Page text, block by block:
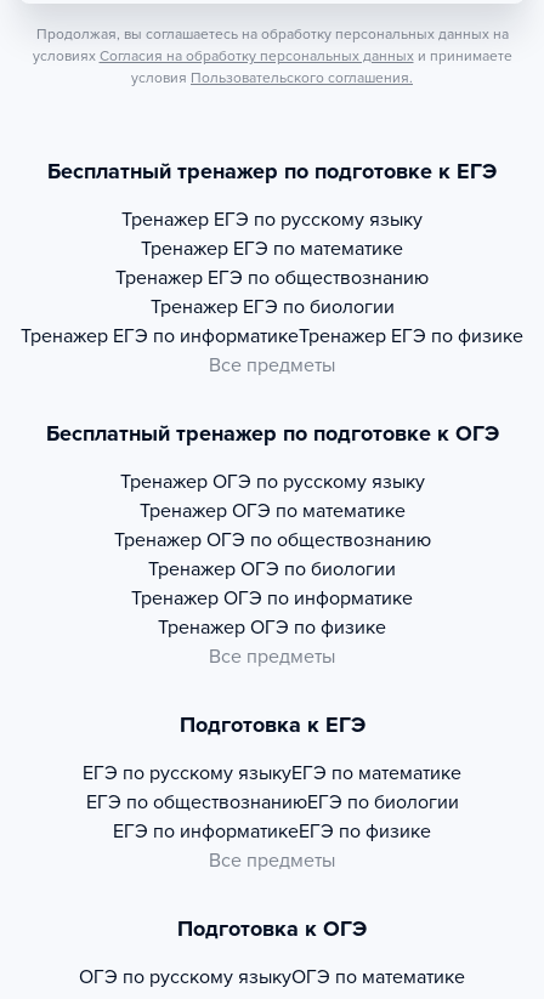
Продолжая, вы соглашаетесь на обработку персональных данных на
условиях Согласия на обработку персональных данных и принимаете
условия Пользовательского соглашения.
Бесплатный тренажер по подготовке к ЕГЭ
Тренажер ЕГЭ по русскому языку
Тренажер ЕГЭ по математике
Тренажер ЕГЭ по обществознанию
Тренажер ЕГЭ по биологии
Тренажер ЕГЭ по информатикеТренажер ЕГЭ по физике
Все предметы
Бесплатный тренажер по подготовке к ОГЭ
Тренажер ОГЭ по русскому языку
Тренажер ОГЭ по математике
Тренажер ОГЭ по обществознанию
Тренажер ОГЭ по биологии
Тренажер ОГЭ по информатике
Тренажер ОГЭ по физике
Все предметы
Подготовка к ЕГЭ
ЕГЭ по русскому языкуЕГЭ по математике
ЕГЭ по обществознаниюЕГЭ по биологии
ЕГЭ по информатикеЕГЭ по физике
Все предметы
Подготовка к ОГЭ
ОГЭ по русскому языкуОГЭ по математике